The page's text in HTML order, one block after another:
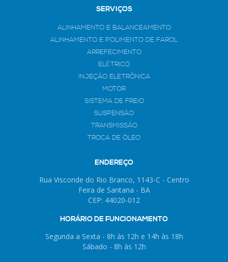
SERVIÇOS
ALINHAMENTO E BALANCEAMENTO
ALINHAMENTO E POLIMENTO DE FAROL
ARREFECIMENTO
ELÉTRICO
INJEÇÃO ELETRÔNICA
MOTOR
SISTEMA DE FREIO
SUSPENSÃO
TRANSMISSÃO
TROCA DE ÓLEO
ENDEREÇO
Rua Visconde do Rio Branco, 1143-C - Centro
Feira de Santana - BA
CEP: 44020-012
HORÁRIO DE FUNCIONAMENTO
Segunda a Sexta - 8h às 12h e 14h às 18h
Sábado - 8h às 12h